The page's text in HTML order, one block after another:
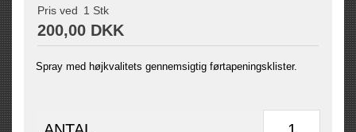
Pris ved 1 Stk
200,00 DKK
Spray med højkvalitets gennemsigtig førtapeningsklister.